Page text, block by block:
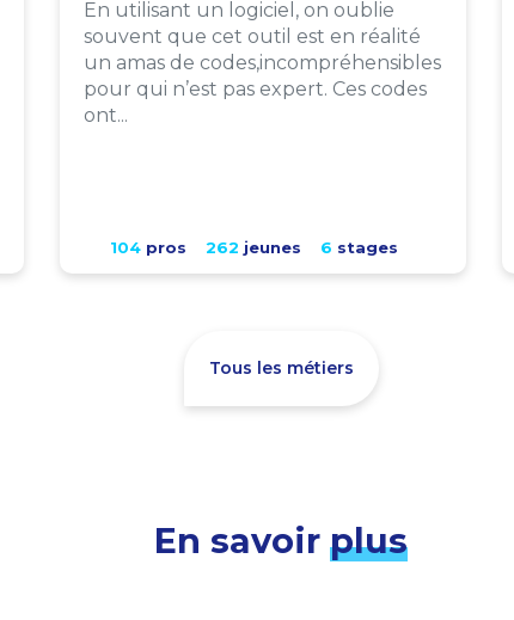
En utilisant un logiciel, on oublie
souvent que cet outil est en réalité
un amas de codes,incompréhensibles
pour qui n’est pas expert. Ces codes
ont...
104pros 262 jeunes 6 stages
Tous les métiers
En savoir plus